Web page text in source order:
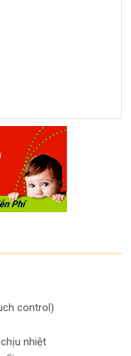
control)
nhiệt